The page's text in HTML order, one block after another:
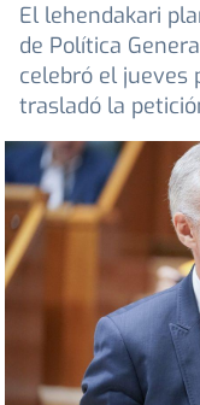
El lehendakari
de Política
celebró el jueves
trasladó la